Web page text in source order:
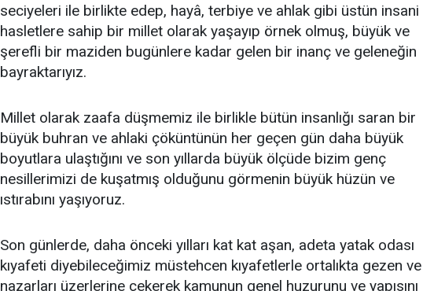
seciyeleri ile birlikte edep, hayâ, terbiye ve ahlak gibi üstün insani
hasletlere sahip bir millet olarak yaşayıp örnek olmuş, büyük ve
şerefli bir maziden bugünlere kadar gelen bir inanç ve geleneğin
bayraktarıyız.
Millet olarak zaafa düşmemiz ile birlikle bütün insanlığı saran bir
büyük buhran ve ahlaki çöküntünün her geçen gün daha büyük
boyutlara ulaştığını ve son yıllarda büyük ölçüde bizim genç
nesillerimizi de kuşatmış olduğunu görmenin büyük hüzün ve
ıstırabını yaşıyoruz.
Son günlerde, daha önceki yılları kat kat aşan, adeta yatak odası
kıyafeti diyebileceğimiz müstehcen kıyafetlerle ortalıkta gezen ve
nazarları üzerlerine çekerek kamunun genel huzurunu ve yapısını